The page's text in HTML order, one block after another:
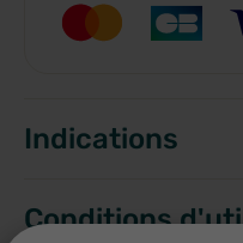
Indications
Conditions